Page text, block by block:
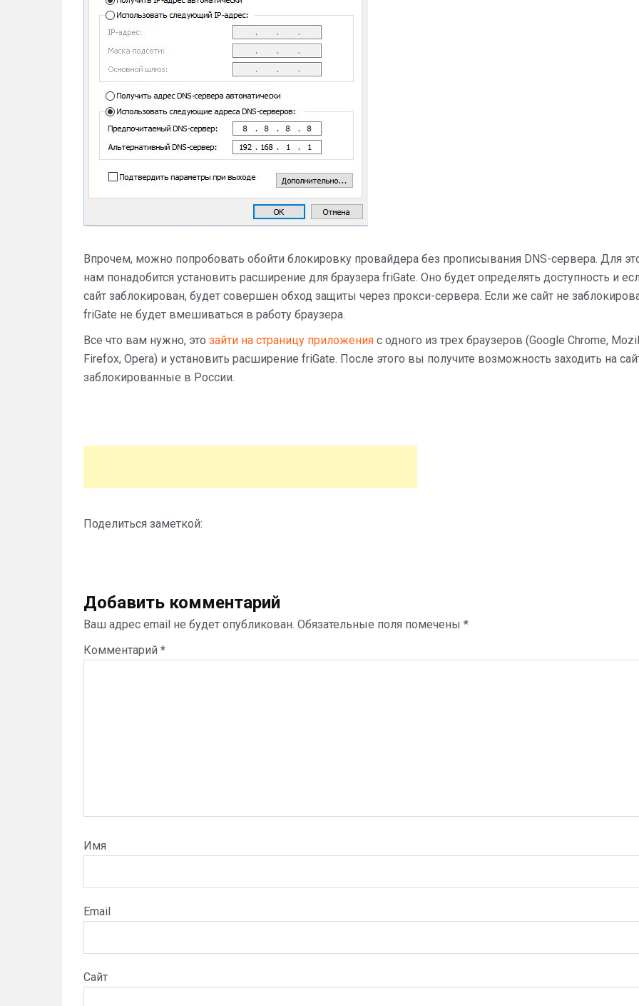
Впрочем, можно попробовать обойти блокировку провайдера без прописывания DNS-сервера. Для
нам понадобится установить расширение для браузера friGate. Оно будет определять доступность и
сайт заблокирован, будет совершен обход защиты через прокси-сервера. Если же сайт не
friGate не будет вмешиваться в работу браузера.
Все что вам нужно, это зайти на страницу приложения с одного из трех браузеров (Google Chrome,
Firefox, Opera) и установить расширение friGate. После этого вы получите возможность заходить на
заблокированные в России.
Поделиться заметкой:
Добавить комментарий
Ваш адрес email не будет опубликован. Обязательные поля помечены *
Комментарий *
Имя
Email
Сайт